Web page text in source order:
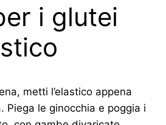
i glutei
metti l’elastico appena
Piega le ginocchia e poggia i